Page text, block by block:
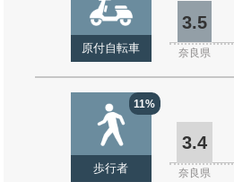
原付自転車
3.5
奈良県
11%
歩行者
3.4
奈良県